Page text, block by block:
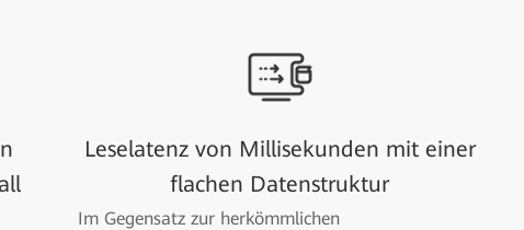
Leselatenz von Millisekunden mit einer
flachen Datenstruktur
Im Gegensatz zur herkömmlichen